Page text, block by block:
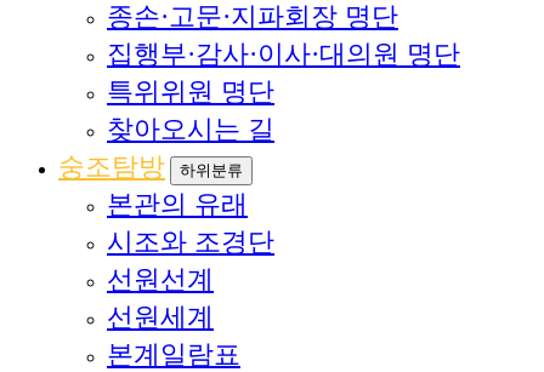
종손·고문·지파회장 명단
집행부·감사·이사·대의원 명단
특위위원 명단
찾아오시는 길
숭조탐방
하위분류
본관의 유래
시조와 조경단
선원선계
선원세계
본계일람표